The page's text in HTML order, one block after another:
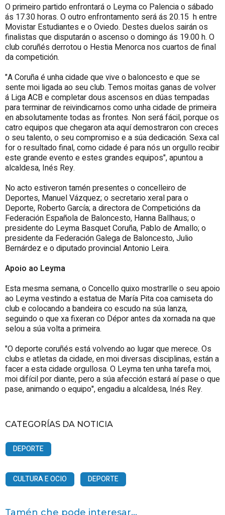
O primeiro partido enfrontará o Leyma co Palencia o sábado
ás 17.30 horas. O outro enfrontamento será ás 20.15 h entre
Movistar Estudiantes e o Oviedo. Destes duelos sairán os
finalistas que disputarán o ascenso o domingo ás 19.00 h. O
club coruñés derrotou o Hestia Menorca nos cuartos de final
da competición.
"A Coruña é unha cidade que vive o baloncesto e que se
sente moi ligada ao seu club. Temos moitas ganas de volver
á Liga ACB e completar dous ascensos en dúas tempadas
para terminar de reivindicarnos como unha cidade de primeira
en absolutamente todas as frontes. Non será fácil, porque os
catro equipos que chegaron ata aquí demostraron con creces
o seu talento, o seu compromiso e a súa dedicación. Sexa cal
for o resultado final, como cidade é para nós un orgullo recibir
este grande evento e estes grandes equipos", apuntou a
alcaldesa, Inés Rey.
No acto estiveron tamén presentes o concelleiro de
Deportes, Manuel Vázquez; o secretario xeral para o
Deporte, Roberto García; a directora de Competicións da
Federación Española de Baloncesto, Hanna Ballhaus; o
presidente do Leyma Basquet Coruña, Pablo de Amallo; o
presidente da Federación Galega de Baloncesto, Julio
Bernárdez e o diputado provincial Antonio Leira.
Apoio ao Leyma
Esta mesma semana, o Concello quixo mostrarlle o seu apoio
ao Leyma vestindo a estatua de María Pita coa camiseta do
club e colocando a bandeira co escudo na súa lanza,
seguindo o que xa fixeran co Dépor antes da xornada na que
selou a súa volta a primeira.
"O deporte coruñés está volvendo ao lugar que merece. Os
clubs e atletas da cidade, en moi diversas disciplinas, están a
facer a esta cidade orgullosa. O Leyma ten unha tarefa moi,
moi difícil por diante, pero a súa afección estará aí pase o que
pase, animando o equipo", engadiu a alcaldesa, Inés Rey.
CATEGORÍAS DA NOTICIA
DEPORTE
CULTURA E OCIO DEPORTE
Tamén che pode interesar...